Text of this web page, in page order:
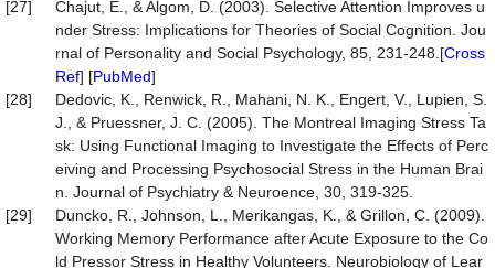
[27]
Chajut, E., & Algom, D. (2003). Selective Attention Improves u
nder Stress: Implications for Theories of Social Cognition. Jou
rnal of Personality and Social Psychology, 85, 231-248.[Cross
Ref] [PubMed]
[28]
Dedovic, K., Renwick, R., Mahani, N. K., Engert, V., Lupien, S.
J., & Pruessner, J. C. (2005). The Montreal Imaging Stress Ta
sk: Using Functional Imaging to Investigate the Effects of Perc
eiving and Processing Psychosocial Stress in the Human Brai
n. Journal of Psychiatry & Neuroence, 30, 319-325.
[29]
Duncko, R., Johnson, L., Merikangas, K., & Grillon, C. (2009).
Working Memory Performance after Acute Exposure to the Co
ld Pressor Stress in Healthy Volunteers. Neurobiology of Lear